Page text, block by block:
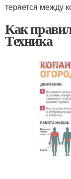
теряется между
Как
Техника